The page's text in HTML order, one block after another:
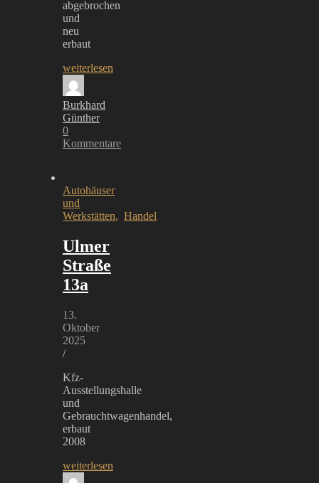
abgebrochen
und
neu
erbaut
weiterlesen
Burkhard
Günther
0
Kommentare
Autohäuser
und
Werkstätten, Handel
Ulmer
Straße
13a
13.
Oktober
2025
/
Kfz-
Ausstellungshalle
und
Gebrauchtwagenhandel,
erbaut
2008
weiterlesen